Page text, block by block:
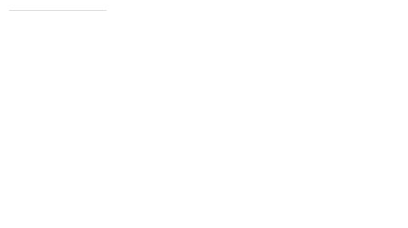
+90 543 345 46 00